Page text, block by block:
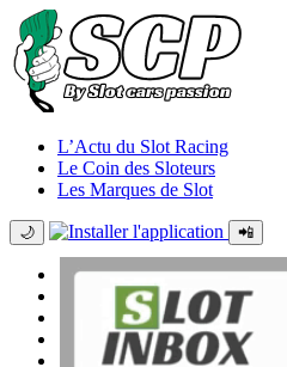
L’Actu du Slot Racing
Le Coin des Sloteurs
Les Marques de Slot
🌙 📲